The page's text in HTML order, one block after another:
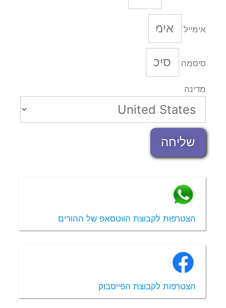
אימייל
סיסמה
מדינה
שליחה
הצטרפות לקבוצת הווטסאפ של ההורים
הצטרפות לקבוצת הפייסבוק